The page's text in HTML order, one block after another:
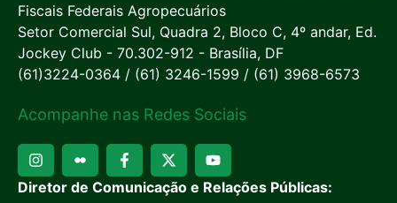
Fiscais Federais Agropecuários
Setor Comercial Sul, Quadra 2, Bloco C, 4º andar, Ed.
Jockey Club - 70.302-912 - Brasília, DF
(61)3224-0364 / (61) 3246-1599 / (61) 3968-6573
Acompanhe nas Redes Sociais
Diretor de Comunicação e Relações Públicas: